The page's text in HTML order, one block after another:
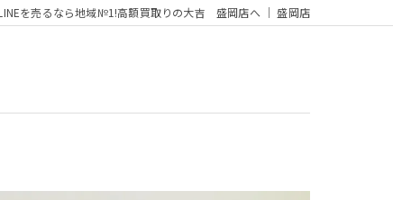
を売るなら地域№1!高額買取りの大吉 盛岡店へ ｜ 盛岡店